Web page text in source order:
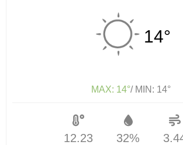
14°
MAX: 14°/ MIN: 14°
12.23 32%